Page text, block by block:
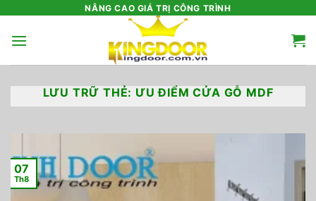
nội
NÂNG CAO GIÁ TRỊ CÔNG TRÌNH
LƯU TRỮ THẺ: ƯU ĐIỂM CỬA GỖ MDF
07
Th8